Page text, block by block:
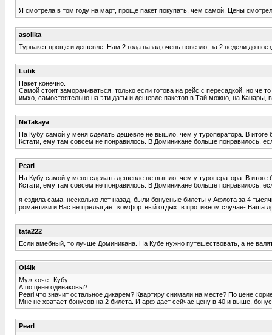
Я смотрела в том году на март, проще пакет покупать, чем самой. Цены
asollka
Турпакет проще и дешевле. Нам 2 года назад очень повезло, за 2 недели до
Lutik
Пакет конечно.
Самой стоит заморачиваться, только если готова на рейс с пересадкой, но
имхо, самостоятельно на эти даты и дешевле пакетов в Тай можно, на Канары,
NeTakaya
На Кубу самой у меня сделать дешевле не вышло, чем у туроператора. В итоге
Кстати, ему там совсем не понравилось. В Доминикане больше понравилось,
Pearl
На Кубу самой у меня сделать дешевле не вышло, чем у туроператора. В итоге
Кстати, ему там совсем не понравилось. В Доминикане больше понравилось,
я ездила сама. несколько лет назад. были бонусные билеты у Афлота за 4
романтики и Вас не прельщает комфортный отдых. в противном случае- Ваша
tata222
Если амебный, то лучше Доминикана. На Кубе нужно путешествовать, а не
Ol4ik
Муж хочет Кубу
А по цене одинаковы?
Pearl что значит остальное дикарем? Квартиру снимали на месте? По цене
Мне не хватает бонусов на 2 билета. И арф дает сейчас цену в 40 и выше,
Pearl